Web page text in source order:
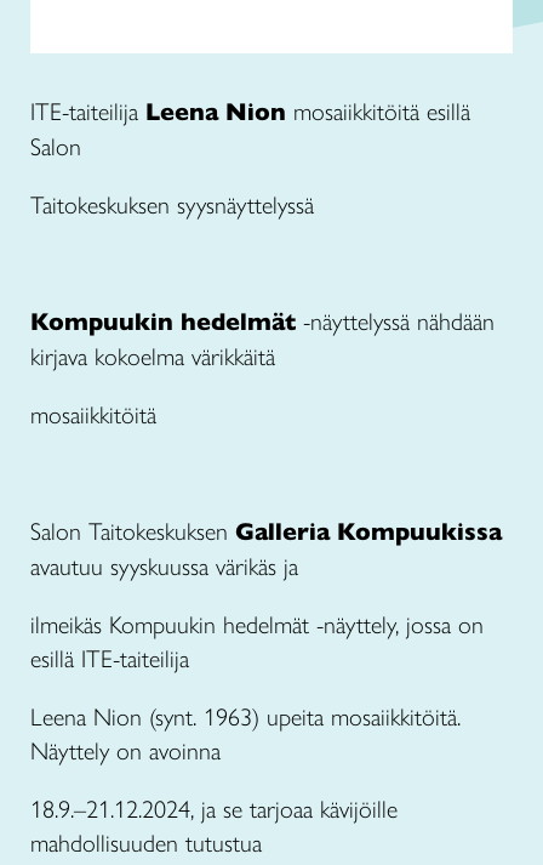
ITE-taiteilija Leena Nion mosaiikkitöitä esillä
Salon
Taitokeskuksen syysnäyttelyssä
Kompuukin hedelmät -näyttelyssä nähdään
kirjava kokoelma värikkäitä
mosaiikkitöitä
Salon Taitokeskuksen Galleria Kompuukissa
avautuu syyskuussa värikäs ja
ilmeikäs Kompuukin hedelmät -näyttely, jossa on
esillä ITE-taiteilija
Leena Nion (synt. 1963) upeita mosaiikkitöitä.
Näyttely on avoinna
18.9.–21.12.2024, ja se tarjoaa kävijöille
mahdollisuuden tutustua